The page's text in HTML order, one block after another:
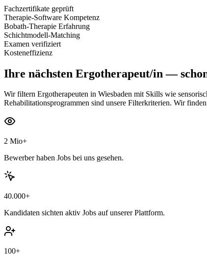
Fachzertifikate geprüft
Therapie-Software Kompetenz
Bobath-Therapie Erfahrung
Schichtmodell-Matching
Examen verifiziert
Kosteneffizienz
Ihre nächsten Ergotherapeut/in —
Wir filtern Ergotherapeuten in Wiesbaden mit Skills wie
Rehabilitationsprogrammen sind unsere Filterkriterien. Wir
2 Mio+
Bewerber haben Jobs bei uns gesehen.
40.000+
Kandidaten sichten aktiv Jobs auf unserer Plattform.
100+